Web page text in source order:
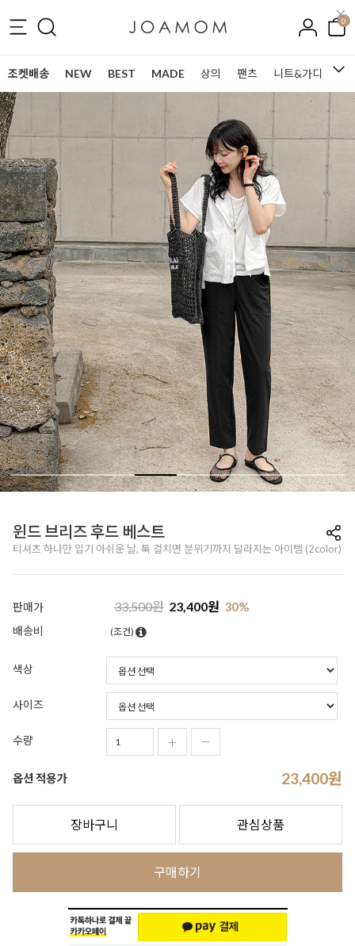
0
조켓배송 NEW BEST MADE 상의 팬츠 니트&가디건
윈드 브리즈 후드 베스트
티셔츠 하나만 입기 아쉬운 날, 툭 걸치면 분위기까지 달라지는 아이템 (2color)
판매가 33,500원 23,400원 30%
배송비 (조건)
색상
사이즈
수량
옵션 적용가 23,400원
장바구니 관심상품
구매하기